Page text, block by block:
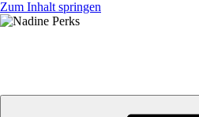
Zum Inhalt springen